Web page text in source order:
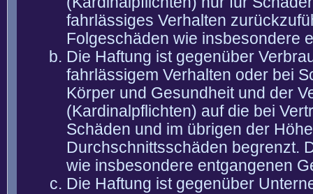
fahrlässiges Verhalten
Folgeschäden wie insbesondere
Die Haftung ist gegenüber
fahrlässigem Verhalten oder bei
Körper und Gesundheit und der
(Kardinalpflichten) auf die bei
Schäden und im übrigen der
Durchschnittsschäden begrenzt.
wie insbesondere entgangenen
Die Haftung ist gegenüber